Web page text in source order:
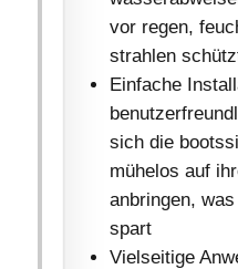
vor regen,
strahlen
Einfache
sich die
mühelos auf
anbringen,
spart
Vielseitige